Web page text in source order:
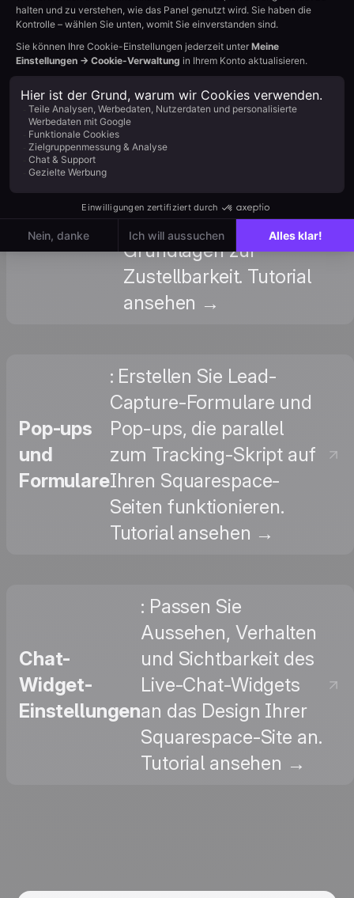
Tutorial ansehen →
Wie
funktioniert
das E-Mail-
Marketing?
: Richten Sie
automatisierte E-Mail-
Follow-ups für Leads
Site ein: Templates,
Versandregeln und
Grundlagen zur
Zustellbarkeit. Tutorial
ansehen →
Pop-ups
und
Formulare
: Erstellen Sie Lead-
Capture-Formulare und
Pop-ups, die parallel
zum Tracking-Skript auf
Ihren Squarespace-
Seiten funktionieren.
Tutorial ansehen →
Chat-
Widget-
Einstellungen
: Passen Sie
Aussehen, Verhalten
und Sichtbarkeit des
Live-Chat-Widgets
an das Design Ihrer
Squarespace-Site an.
Tutorial ansehen →